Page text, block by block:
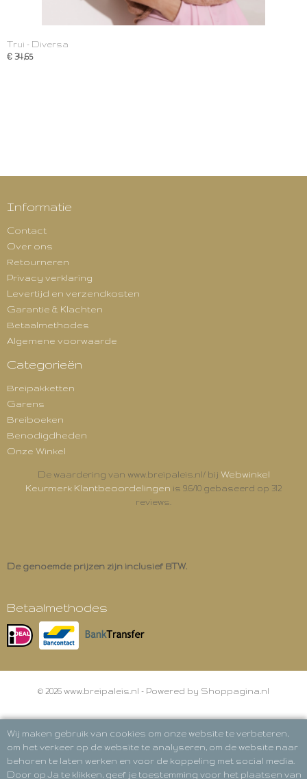
Trui - Diversa
€ 34,65
Informatie
Contact
Over ons
Retourneren
Privacy verklaring
Levertijd en verzendkosten
Garantie & Klachten
Betaalmethodes
Algemene voorwaarde
Categorieën
Breipakketten
Garens
Breiboeken
Benodigdheden
Onze Winkel
De waardering van www.breipaleis.nl/ bij Webwinkel
Keurmerk Klantbeoordelingen is 9.6/10 gebaseerd op 312
reviews.
De genoemde prijzen zijn inclusief BTW.
Betaalmethodes
© 2026 www.breipaleis.nl - Powered by Shoppagina.nl
Wij maken gebruik van cookies om onze website te verbeteren,
om het verkeer op de website te analyseren, om de website naar
behoren te laten werken en voor de koppeling met social media.
Door op Ja te klikken, geef je toestemming voor het plaatsen van